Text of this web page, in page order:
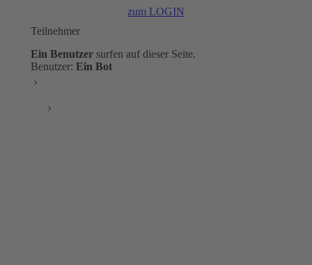
zum LOGIN
Teilnehmer
Ein Benutzer surfen auf dieser Seite.
Benutzer: Ein Bot